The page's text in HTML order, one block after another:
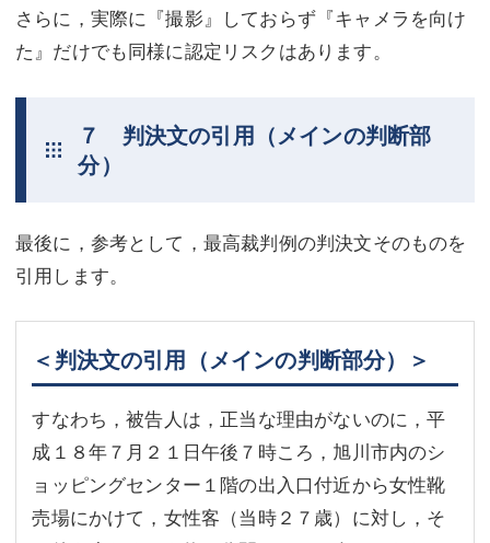
さらに，実際に『撮影』しておらず『キャメラを向け
た』だけでも同様に認定リスクはあります。
７ 判決文の引用（メインの判断部
分）
最後に，参考として，最高裁判例の判決文そのものを
引用します。
＜判決文の引用（メインの判断部分）＞
すなわち，被告人は，正当な理由がないのに，平
成１８年７月２１日午後７時ころ，旭川市内のシ
ョッピングセンター１階の出入口付近から女性靴
売場にかけて，女性客（当時２７歳）に対し，そ